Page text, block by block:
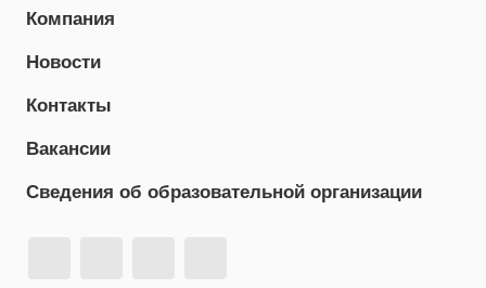
Компания
Новости
Контакты
Вакансии
Сведения об образовательной организации